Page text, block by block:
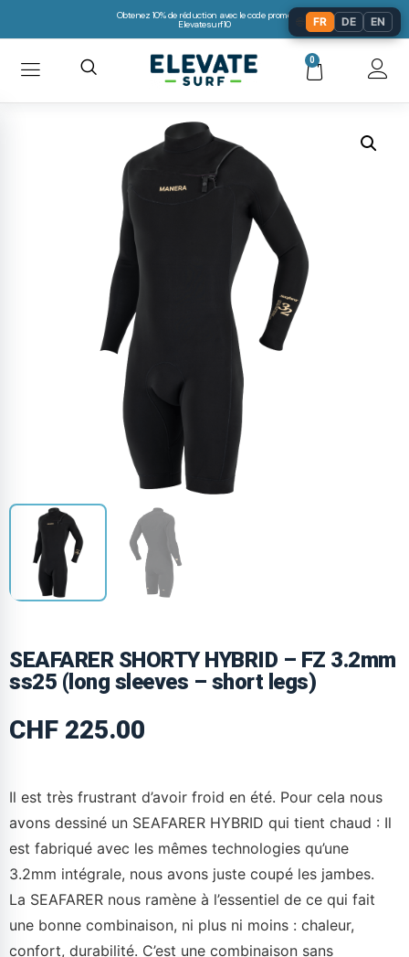
Obtenez 10% de réduction avec le code promo:
Elevatesurf10
0
SEAFARER SHORTY HYBRID – FZ 3.2mm
ss25 (long sleeves – short legs)
CHF 225.00
Il est très frustrant d’avoir froid en été. Pour cela nous
avons dessiné un SEAFARER HYBRID qui tient chaud : Il
est fabriqué avec les mêmes technologies qu’une
3.2mm intégrale, nous avons juste coupé les jambes.
La SEAFARER nous ramène à l’essentiel de ce qui fait
une bonne combinaison, ni plus ni moins : chaleur,
confort, durabilité. C’est une combinaison sans
FR DE EN